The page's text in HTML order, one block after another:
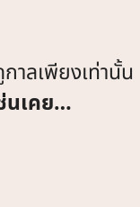
าลเพียงเท่านั้น
นเคย…